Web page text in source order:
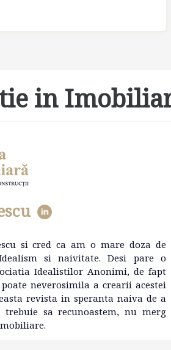
in
si cred ca am o mare doza de
si naivitate. Desi pare o
Idealistilor Anonimi, de fapt
neverosimila a crearii acestei
revista in speranta naiva de a
sa recunoastem, nu merg